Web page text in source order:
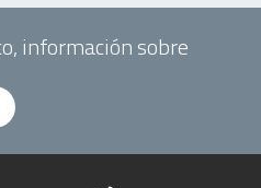
información sobre